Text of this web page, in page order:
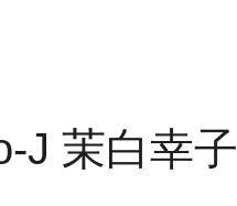
J 茉白幸子